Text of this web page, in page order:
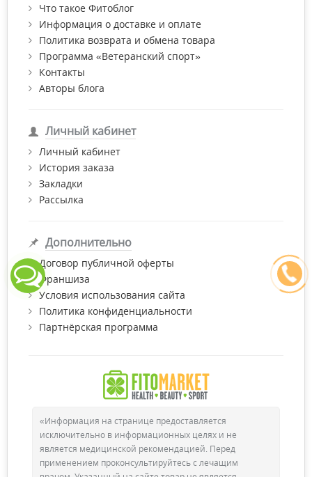
Что такое Фитоблог
Информация о доставке и оплате
Политика возврата и обмена товара
Программа «Ветеранский спорт»
Контакты
Авторы блога
Личный кабинет
Личный кабинет
История заказа
Закладки
Рассылка
Дополнительно
Договор публичной оферты
Франшиза
Условия использования сайта
Политика конфиденциальности
Партнёрская программа
«Информация на странице предоставляется
исключительно в информационных целях и не
является медицинской рекомендацией. Перед
применением проконсультируйтесь с лечащим